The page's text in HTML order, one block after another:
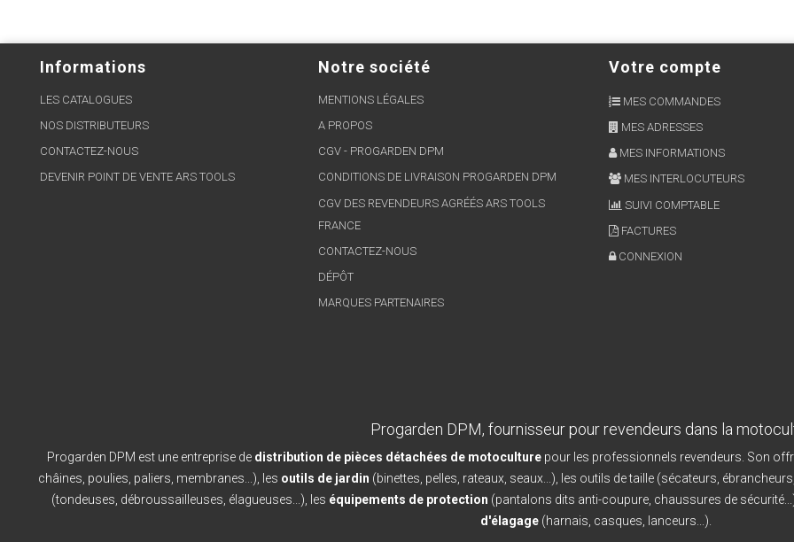
Informations
LES CATALOGUES
NOS DISTRIBUTEURS
CONTACTEZ-NOUS
DEVENIR POINT DE VENTE ARS TOOLS
Notre société
MENTIONS LÉGALES
A PROPOS
CGV - PROGARDEN DPM
CONDITIONS DE LIVRAISON PROGARDEN DPM
CGV DES REVENDEURS AGRÉÉS ARS TOOLS
FRANCE
CONTACTEZ-NOUS
DÉPÔT
MARQUES PARTENAIRES
Votre compte
MES COMMANDES
MES ADRESSES
MES INFORMATIONS
MES INTERLOCUTEURS
SUIVI COMPTABLE
FACTURES
CONNEXION
Progarden DPM, fournisseur pour revendeurs dans la
Progarden DPM est une entreprise de distribution de pièces détachées de motoculturepour les professionnels revendeurs. Son
châines, poulies, paliers, membranes...), les outils de jardin (binettes, pelles, rateaux, seaux...), les outils de taille (sécateurs,
(tondeuses, débroussailleuses, élagueuses...), les équipements de protection (pantalons dits anti-coupure, chaussures de
d'élagage(harnais, casques, lanceurs...).